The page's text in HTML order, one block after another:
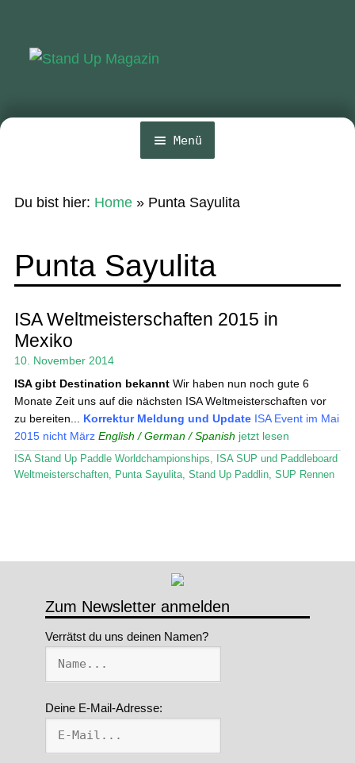
springen
springen
Menü
SUP-Events
Ratgeber
Das Magazin
Stand Up Magazin TV
SPOT FINDER
Mein Konto
Zum Newsletter anmelden
Verrätst du uns deinen Namen?
Deine E-Mail-Adresse:
Du bist hier: Home» Punta Sayulita
Punta Sayulita
ISA Weltmeisterschaften 2015 in
Mexiko
10. November 2014
ISA gibt Destination bekanntWir haben nun noch gute 6
Monate Zeit uns auf die nächsten ISA Weltmeisterschaften vor
zu bereiten... Korrektur Meldung und UpdateISA Event im Mai
2015 nicht März English / German / Spanish jetzt lesen
ISA Stand Up Paddle Worldchampionships,
ISA SUP und Paddleboard
Weltmeisterschaften, Punta Sayulita, Stand Up Paddlin, SUP Rennen